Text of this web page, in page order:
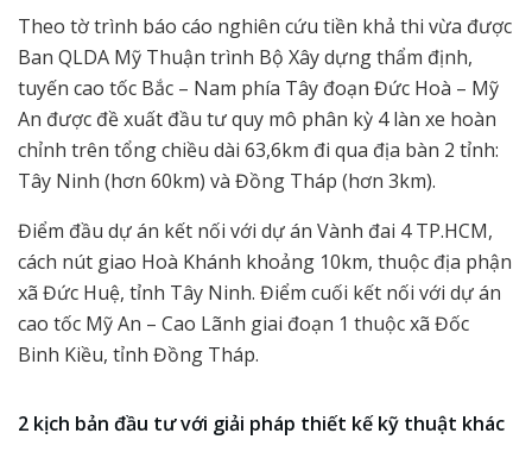
Theo tờ trình báo cáo nghiên cứu tiền khả thi vừa được
Ban QLDA Mỹ Thuận trình Bộ Xây dựng thẩm định,
tuyến cao tốc Bắc – Nam phía Tây đoạn Đức Hoà – Mỹ
An được đề xuất đầu tư quy mô phân kỳ 4 làn xe hoàn
chỉnh trên tổng chiều dài 63,6km đi qua địa bàn 2 tỉnh:
Tây Ninh (hơn 60km) và Đồng Tháp (hơn 3km).
Điểm đầu dự án kết nối với dự án Vành đai 4 TP.HCM,
cách nút giao Hoà Khánh khoảng 10km, thuộc địa phận
xã Đức Huệ, tỉnh Tây Ninh. Điểm cuối kết nối với dự án
cao tốc Mỹ An – Cao Lãnh giai đoạn 1 thuộc xã Đốc
Binh Kiều, tỉnh Đồng Tháp.
2 kịch bản đầu tư với giải pháp thiết kế kỹ thuật khác